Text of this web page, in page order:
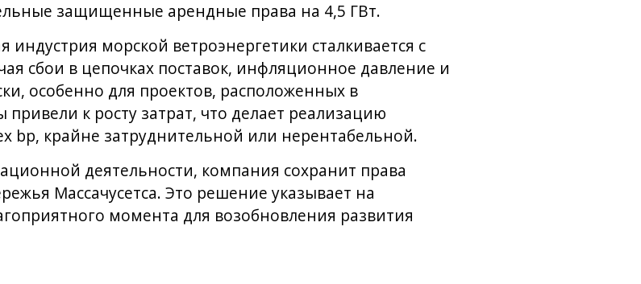
защищенные арендные права на 4,5 ГВт.
морской ветроэнергетики сталкивается с
сбои в цепочках поставок, инфляционное давление и
особенно для проектов, расположенных в
к росту затрат, что делает реализацию
bp, крайне затруднительной или нерентабельной.
деятельности, компания сохранит права
Массачусетса. Это решение указывает на
момента для возобновления развития